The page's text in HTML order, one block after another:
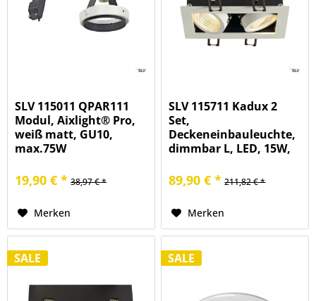
SLV 115011 QPAR111
Modul, Aixlight® Pro,
weiß matt, GU10,
max.75W
19,90 € * 38,97 € *
Merken
SLV 115711 Kadux 2
Set,
Deckeneinbauleuchte,
dimmbar L, LED, 15W,
89,90 € * 211,82 € *
Merken
SALE SALE